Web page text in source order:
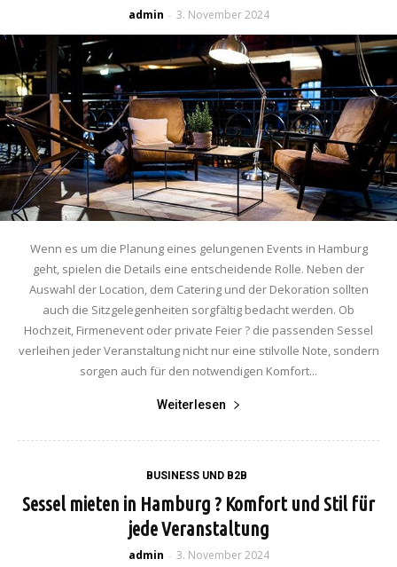
admin - 3. November 2024
Wenn es um die Planung eines gelungenen Events in Hamburg
geht, spielen die Details eine entscheidende Rolle. Neben der
Auswahl der Location, dem Catering und der Dekoration sollten
auch die Sitzgelegenheiten sorgfältig bedacht werden. Ob
Hochzeit, Firmenevent oder private Feier ? die passenden Sessel
verleihen jeder Veranstaltung nicht nur eine stilvolle Note, sondern
sorgen auch für den notwendigen Komfort...
Weiterlesen
BUSINESS UND B2B
Sessel mieten in Hamburg ? Komfort und Stil für
jede Veranstaltung
admin - 3. November 2024